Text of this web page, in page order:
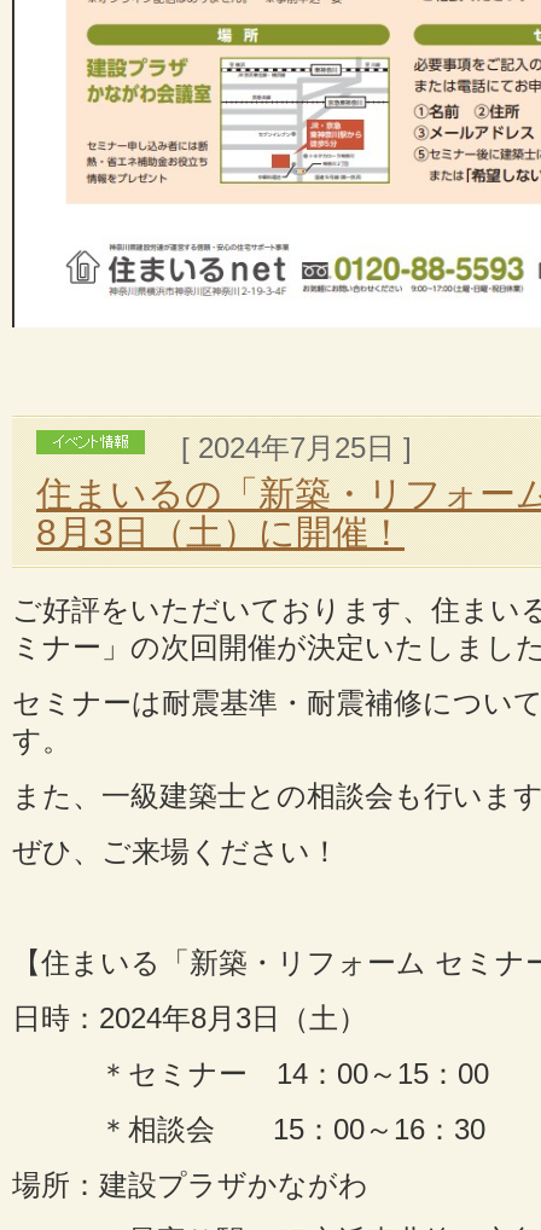
[ 2024年7月25日 ]
住まいるの「新築・リフォー
8月3日（土）に開催！
ご好評をいただいております、住まい
ミナー」の次回開催が決定いたしまし
セミナーは耐震基準・耐震補修につい
す。
また、一級建築士との相談会も行いま
ぜひ、ご来場ください！
【住まいる「新築・リフォーム セミナ
日時：2024年8月3日（土）
＊セミナー 14：00～15：00
＊相談会 15：00～16：30
場所：建設プラザかながわ